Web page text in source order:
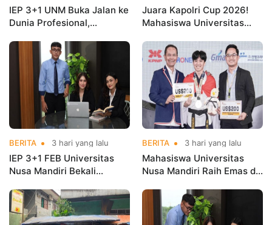
IEP 3+1 UNM Buka Jalan ke
Dunia Profesional,
Kementerian Koperasi
Juara Kapolri Cup 2026!
Mahasiswa Universitas
Nama Kampus di Kejurnas
Taekwondo
BERITA 3 hari yang lalu
IEP 3+1 FEB Universitas
Nusa Mandiri Bekali
Kerja Sebelum Lulus
BERITA 3 hari yang lalu
Mahasiswa Universitas
Nusa Mandiri Raih Emas di
Indonesia Open
Championships 2026